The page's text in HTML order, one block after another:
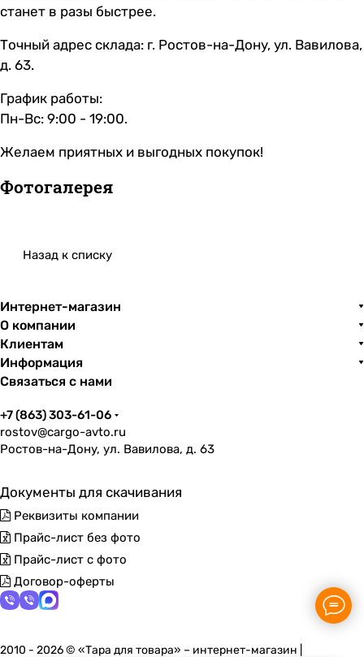
станет в разы быстрее.
Точный адрес склада: г. Ростов-на-Дону, ул. Вавилова,
д. 63.
График работы:
Пн-Вс: 9:00 - 19:00.
Желаем приятных и выгодных покупок!
Фотогалерея
Назад к списку
Интернет-магазин
О компании
Клиентам
Информация
Связаться с нами
+7 (863) 303-61-06
rostov@cargo-avto.ru
Ростов-на-Дону, ул. Вавилова, д. 63
Документы для скачивания
Реквизиты компании
Прайс-лист без фото
Прайс-лист с фото
Договор-оферты
2010 - 2026 © «Тара для товара» – интернет-магазин |